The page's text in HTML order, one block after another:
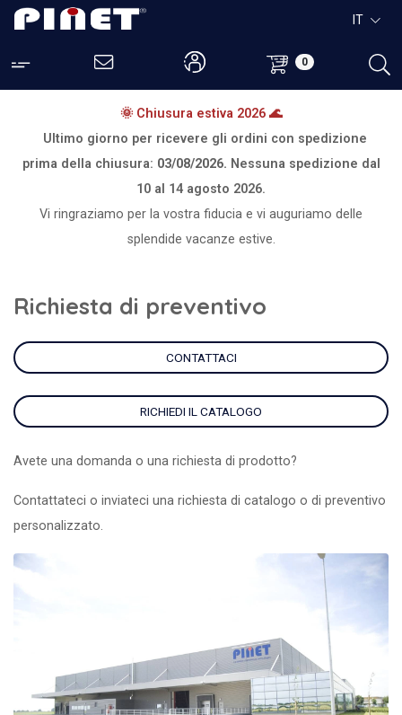
0
IT
🌞 Chiusura estiva 2026 🌊
Ultimo giorno per ricevere gli ordini con spedizione
prima della chiusura: 03/08/2026. Nessuna spedizione dal
10 al 14 agosto 2026.
Vi ringraziamo per la vostra fiducia e vi auguriamo delle
splendide vacanze estive.
Richiesta di preventivo
CONTATTACI
RICHIEDI IL CATALOGO
Avete una domanda o una richiesta di prodotto?
Contattateci o inviateci una richiesta di catalogo o di preventivo
personalizzato.